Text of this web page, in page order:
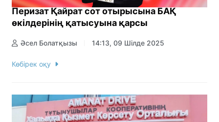
Перизат Қайрат сот отырысына БАҚ
өкілдерінің қатысуына қарсы
Әсел Болатқызы 14:13, 09 Шілде 2025
Көбірек оқу